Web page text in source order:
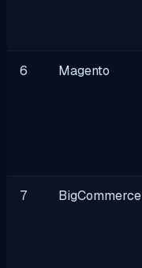
6 Magento
7 BigCommerce